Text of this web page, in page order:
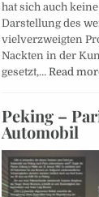
hat sich auch
Darstellung des
vielverzweigten
Nackten in der
gesetzt,… Read
Peking –
Automobil